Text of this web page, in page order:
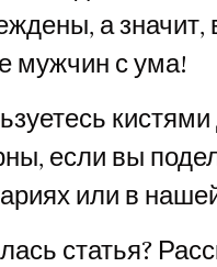
а
мужчин с ума!
если вы
или в
статья?